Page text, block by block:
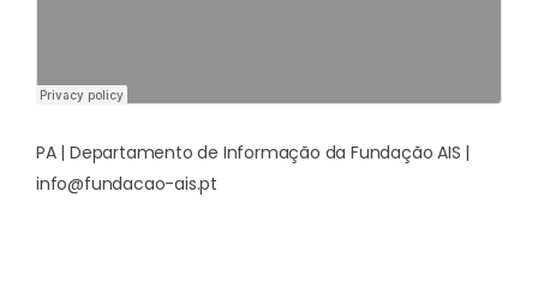
PA | Departamento de Informação da Fundação AIS |
info@fundacao-ais.pt